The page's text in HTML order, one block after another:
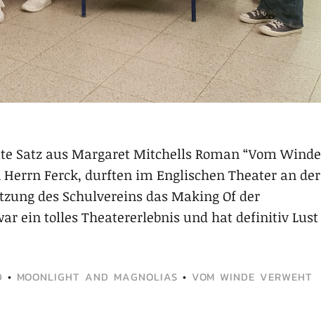
Satz aus Margaret Mitchells Roman “Vom Winde
Ferck, durften im Englischen Theater an der
des Schulvereins das Making Of der
ein tolles Theatererlebnis und hat definitiv Lust
• MOONLIGHT AND MAGNOLIAS • VOM WINDE VERWEHT